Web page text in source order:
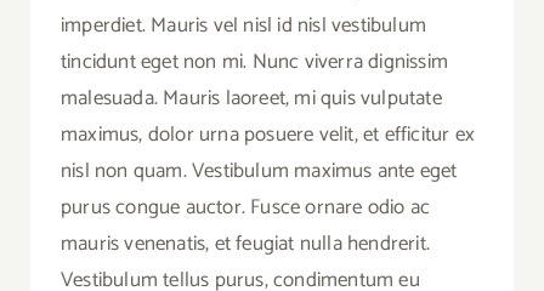
imperdiet. Mauris vel nisl id nisl vestibulum
tincidunt eget non mi. Nunc viverra dignissim
malesuada. Mauris laoreet, mi quis vulputate
maximus, dolor urna posuere velit, et efficitur ex
nisl non quam. Vestibulum maximus ante eget
purus congue auctor. Fusce ornare odio ac
mauris venenatis, et feugiat nulla hendrerit.
Vestibulum tellus purus, condimentum eu